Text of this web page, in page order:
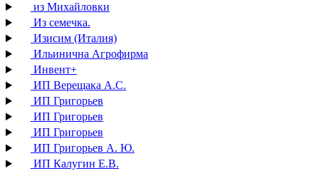
из Михайловки
Из семечка.
Изисим (Италия)
Ильинична Агрофирма
Инвент+
ИП Верещака А.С.
ИП Григорьев
ИП Григорьев
ИП Григорьев
ИП Григорьев А. Ю.
ИП Калугин Е.В.